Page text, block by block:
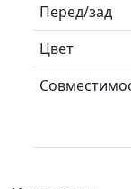
Перед/зад
Цвет